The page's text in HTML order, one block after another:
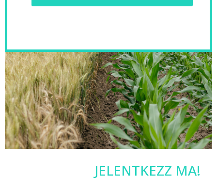
JELENTKEZZ MA!